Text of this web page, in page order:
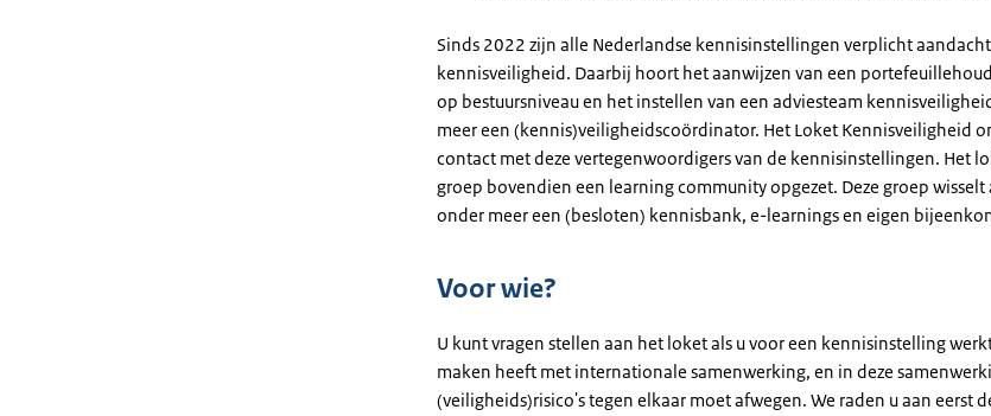
Sinds 2022 zijn alle Nederlandse kennisinstellingen verplicht
kennisveiligheid. Daarbij hoort het aanwijzen van een
op bestuursniveau en het instellen van een adviesteam
meer een (kennis)veiligheidscoördinator. Het Loket Kennisveiligheid
contact met deze vertegenwoordigers van de kennisinstellingen. Het
groep bovendien een learning community opgezet. Deze groep
onder meer een (besloten) kennisbank, e-learnings en eigen
Voor wie?
U kunt vragen stellen aan het loket als u voor een kennisinstelling
maken heeft met internationale samenwerking, en in deze
(veiligheids)risico's tegen elkaar moet afwegen. We raden u aan eerst